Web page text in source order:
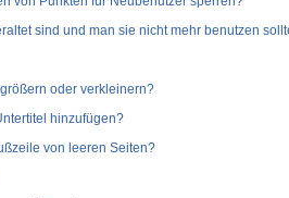
sind und man sie nicht mehr benutzen
oder verkleinern?
hinzufügen?
von leeren Seiten?